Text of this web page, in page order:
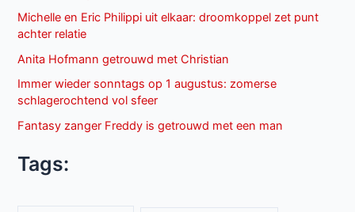
Michelle en Eric Philippi uit elkaar: droomkoppel zet punt
achter relatie
Anita Hofmann getrouwd met Christian
Immer wieder sonntags op 1 augustus: zomerse
schlagerochtend vol sfeer
Fantasy zanger Freddy is getrouwd met een man
Tags: